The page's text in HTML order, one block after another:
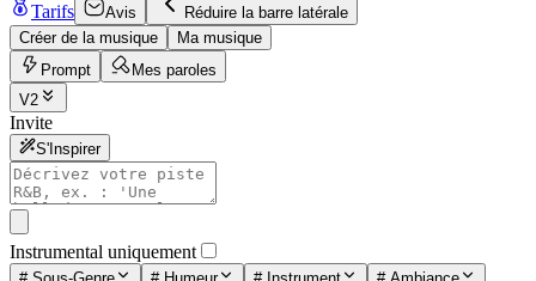
Tarifs Avis
Réduire la barre latérale
Créer de la musique
Ma musique
Prompt
Mes paroles
V2
Invite
S'Inspirer
Instrumental uniquement